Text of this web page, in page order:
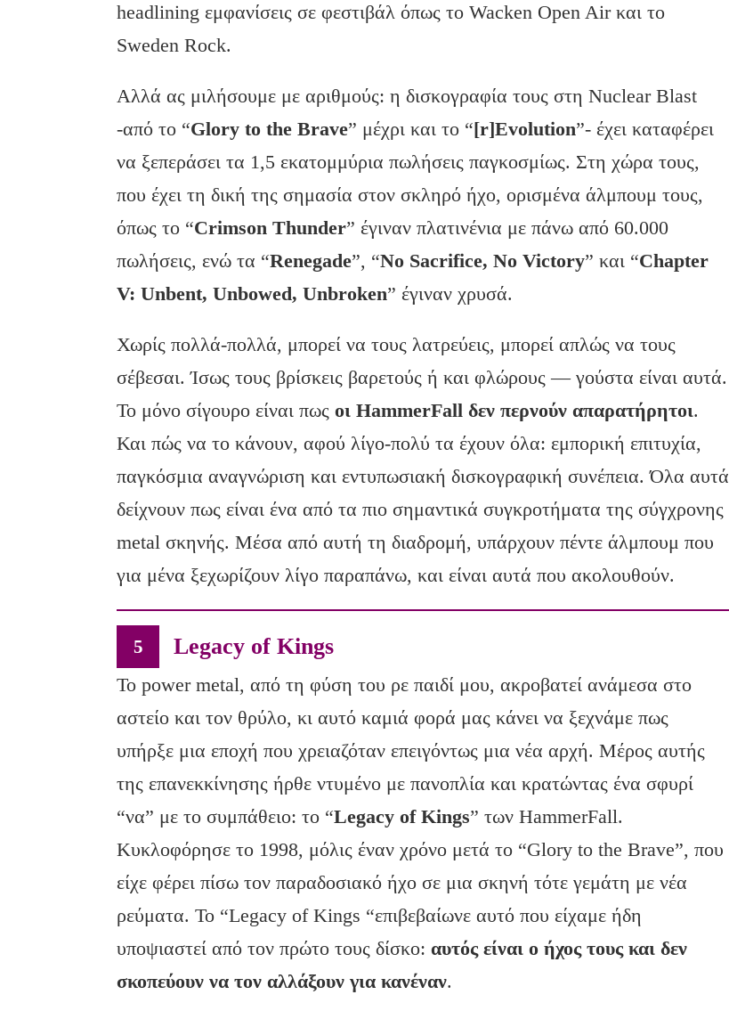
headlining εμφανίσεις σε φεστιβάλ όπως το Wacken Open Air και το
Sweden Rock.
Αλλά ας μιλήσουμε με αριθμούς: η δισκογραφία τους στη Nuclear Blast
-από το “Glory to the Brave” μέχρι και το “[r]Evolution”- έχει καταφέρει
να ξεπεράσει τα 1,5 εκατομμύρια πωλήσεις παγκοσμίως. Στη χώρα τους,
που έχει τη δική της σημασία στον σκληρό ήχο, ορισμένα άλμπουμ τους,
όπως το “Crimson Thunder” έγιναν πλατινένια με πάνω από 60.000
πωλήσεις, ενώ τα “Renegade”, “No Sacrifice, No Victory” και “Chapter
V: Unbent, Unbowed, Unbroken” έγιναν χρυσά.
Χωρίς πολλά-πολλά, μπορεί να τους λατρεύεις, μπορεί απλώς να τους
σέβεσαι. Ίσως τους βρίσκεις βαρετούς ή και φλώρους — γούστα είναι αυτά.
Το μόνο σίγουρο είναι πωςοι HammerFall δεν περνούν απαρατήρητοι.
Και πώς να το κάνουν, αφού λίγο-πολύ τα έχουν όλα: εμπορική επιτυχία,
παγκόσμια αναγνώριση και εντυπωσιακή δισκογραφική συνέπεια. Όλα αυτά
δείχνουν πως είναι ένα από τα πιο σημαντικά συγκροτήματα της σύγχρονης
metal σκηνής. Μέσα από αυτή τη διαδρομή, υπάρχουν πέντε άλμπουμ που
για μένα ξεχωρίζουν λίγο παραπάνω, και είναι αυτά που ακολουθούν.
5 Legacy of Kings
Το power metal, από τη φύση του ρε παιδί μου, ακροβατεί ανάμεσα στο
αστείο και τον θρύλο, κι αυτό καμιά φορά μας κάνει να ξεχνάμε πως
υπήρξε μια εποχή που χρειαζόταν επειγόντως μια νέα αρχή. Μέρος αυτής
της επανεκκίνησης ήρθε ντυμένο με πανοπλία και κρατώντας ένα σφυρί
“να” με το συμπάθειο: το “Legacy ofKings” των HammerFall.
Κυκλοφόρησε το 1998, μόλις έναν χρόνο μετά το “Glory to the Brave”, που
είχε φέρει πίσω τον παραδοσιακό ήχο σε μια σκηνή τότε γεμάτη με νέα
ρεύματα. Το “Legacy of Kings “επιβεβαίωνε αυτό που είχαμε ήδη
υποψιαστεί από τον πρώτο τους δίσκο:αυτός είναι ο ήχος τους και δεν
σκοπεύουν να τον αλλάξουν για κανέναν.